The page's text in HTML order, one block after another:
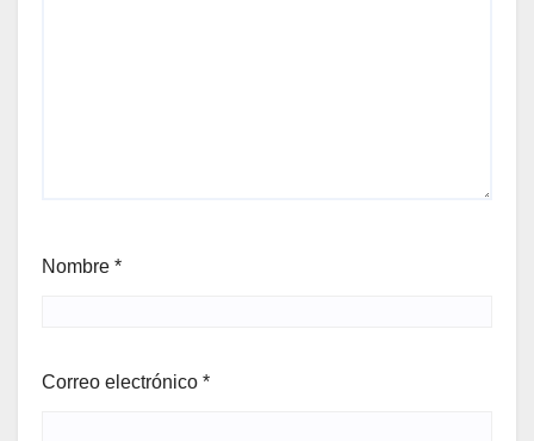
Nombre *
Correo electrónico *